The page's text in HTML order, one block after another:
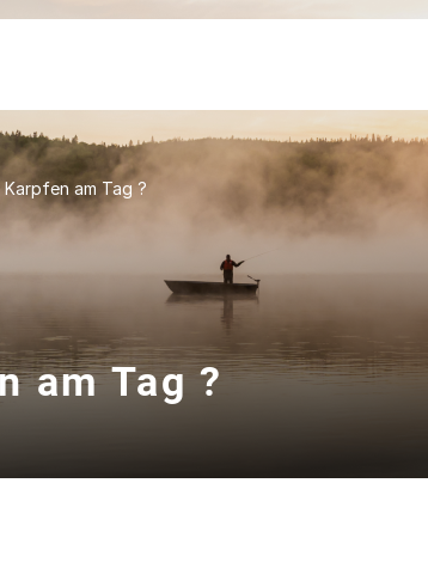
am Tag ?
am Tag ?